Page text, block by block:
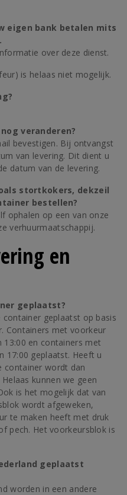
eigen bank betalen mits
over deze dienst.
is helaas niet mogelijk.
veranderen?
bevestigen. Bij ontvangst
van levering. Dit dient u
datum van de levering.
stortkokers, dekzeil
bestellen?
ophalen op een van onze
verhuurmaatschappij.
en
geplaatst?
geplaatst op basis
Containers met voorkeur
13:00 en containers met
17:00 geplaatst. Heeft u
container wordt dan
kunnen we geen
is het mogelijk dat van
wordt afgeweken,
te maken heeft met druk
pech. Het voorkeursblok is
geplaatst
worden in een andere